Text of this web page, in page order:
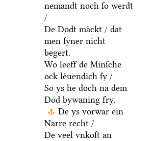
nemandt noch ſo werdt
/
De Dodt maͤckt / dat
men ſyner nicht
begert.
Wo leeff de Minſche
ock leͤuendich ſy /
So ys he doch na dem
Dod bywaning fry.
De ys vorwar ein
Narre recht /
De veel vnkoſt an